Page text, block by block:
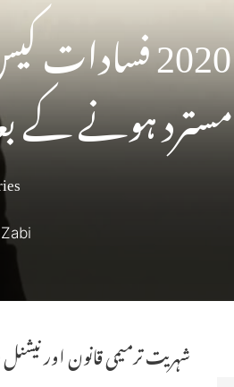
شرجیل امام
مسترد ہونے کے
Zabi
شہریت ترمیمی قانون اور